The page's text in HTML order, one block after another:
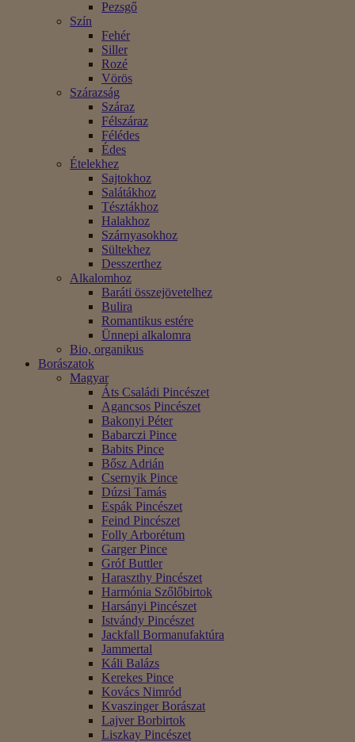
Pezsgő
Szín
Fehér
Siller
Rozé
Vörös
Szárazság
Száraz
Félszáraz
Félédes
Édes
Ételekhez
Sajtokhoz
Salátákhoz
Tésztákhoz
Halakhoz
Szárnyasokhoz
Sültekhez
Desszerthez
Alkalomhoz
Baráti összejövetelhez
Bulira
Romantikus estére
Ünnepi alkalomra
Bio, organikus
Borászatok
Magyar
Áts Családi Pincészet
Agancsos Pincészet
Bakonyi Péter
Babarczi Pince
Babits Pince
Bősz Adrián
Csernyik Pince
Dúzsi Tamás
Espák Pincészet
Feind Pincészet
Folly Arborétum
Garger Pince
Gróf Buttler
Haraszthy Pincészet
Harmónia Szőlőbirtok
Harsányi Pincészet
Istvándy Pincészet
Jackfall Bormanufaktúra
Jammertal
Káli Balázs
Kerekes Pince
Kovács Nimród
Kvaszinger Borászat
Lajver Borbirtok
Liszkay Pincészet